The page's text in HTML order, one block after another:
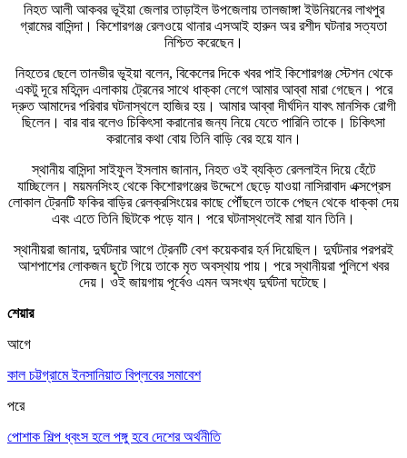
নিহত আলী আকবর ভূইয়া জেলার তাড়াইল উপজেলায় তালজাঙ্গা ইউনিয়নের লাখপুর
গ্রামের বাসিন্দা। কিশোরগঞ্জ রেলওয়ে থানার এসআই হারুন অর রশীদ ঘটনার সত্যতা
নিশ্চিত করেছেন।
নিহতের ছেলে তানভীর ভূইয়া বলেন, বিকেলের দিকে খবর পাই কিশোরগঞ্জ স্টেশন থেকে
একটু দূরে মহিনন্দ এলাকায় ট্রেনের সাথে ধাক্কা লেগে আমার আব্বা মারা গেছেন। পরে
দ্রুত আমাদের পরিবার ঘটনাস্থলে হাজির হয়। আমার আব্বা দীর্ঘদিন যাবৎ মানসিক রোগী
ছিলেন। বার বার বলেও চিকিৎসা করানোর জন্য নিয়ে যেতে পারিনি তাকে। চিকিৎসা
করানোর কথা বোয় তিনি বাড়ি বের হয়ে যান।
স্থানীয় বাসিন্দা সাইফুল ইসলাম জানান, নিহত ওই ব্যক্তি রেললাইন দিয়ে হেঁটে
যাচ্ছিলেন। ময়মনসিংহ থেকে কিশোরগঞ্জের উদ্দেশে ছেড়ে যাওয়া নাসিরাবাদ এক্সপ্রেস
লোকাল ট্রেনটি ফকির বাড়ির রেলক্রসিংয়ের কাছে পৌঁছলে তাকে পেছন থেকে ধাক্কা দেয়
এবং এতে তিনি ছিটকে পড়ে যান। পরে ঘটনাস্থলেই মারা যান তিনি।
স্থানীয়রা জানায়, দুর্ঘটনার আগে ট্রেনটি বেশ কয়েকবার হর্ন দিয়েছিল। দুর্ঘটনার পরপরই
আশপাশের লোকজন ছুটে গিয়ে তাকে মৃত অবস্থায় পায়। পরে স্থানীয়রা পুলিশে খবর
দেয়। ওই জায়গায় পূর্বেও এমন অসংখ্য দুর্ঘটনা ঘটেছে।
শেয়ার
আগে
কাল চট্টগ্রামে ইনসানিয়াত বিপ্লবের সমাবেশ
পরে
পোশাক শিল্প ধ্বংস হলে পঙ্গু হবে দেশের অর্থনীতি